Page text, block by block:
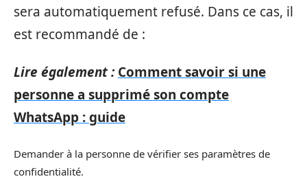
sera automatiquement refusé. Dans ce cas, il
est recommandé de :
Lire également : Comment savoir si une
personne a supprimé son compte
WhatsApp : guide
Demander à la personne de vérifier ses paramètres de
confidentialité.